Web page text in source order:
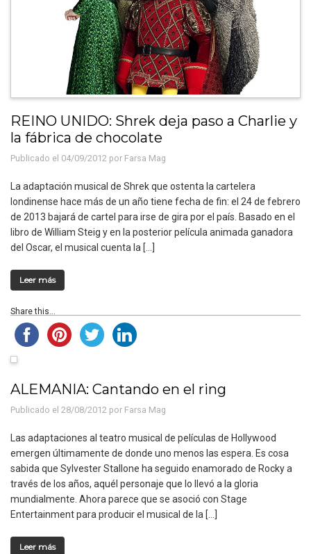
REINO UNIDO: Shrek deja paso a Charlie y
la fábrica de chocolate
Publicado el 04/09/2012 por Farsa Mag
La adaptación musical de Shrek que ostenta la cartelera
londinense hace más de un año tiene fecha de fin: el 24 de febrero
de 2013 bajará de cartel para irse de gira por el país. Basado en el
libro de William Steig y en la posterior película animada ganadora
del Oscar, el musical cuenta la […]
Leer más
Share this...
ALEMANIA: Cantando en el ring
Publicado el 28/08/2012 por Farsa Mag
Las adaptaciones al teatro musical de películas de Hollywood
emergen últimamente de donde uno menos las espera. Es cosa
sabida que Sylvester Stallone ha seguido enamorado de Rocky a
través de los años, aquél personaje que lo llevó a la gloria
mundialmente. Ahora parece que se asoció con Stage
Entertainment para producir el musical de la […]
Leer más